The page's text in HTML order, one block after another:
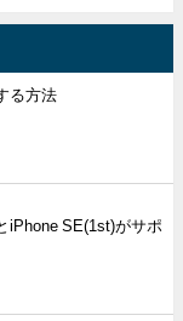
る方法
iPhone SE(1st)がサポ